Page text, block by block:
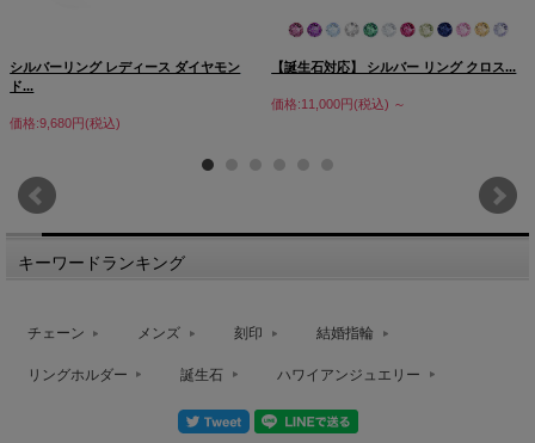
シルバーリング レディース ダイヤモン
ド...
価格:9,680円(税込)
【誕生石対応】 シルバー リング クロス...
価格:11,000円(税込) ～
キーワードランキング
チェーン メンズ 刻印 結婚指輪
リングホルダー 誕生石 ハワイアンジュエリー